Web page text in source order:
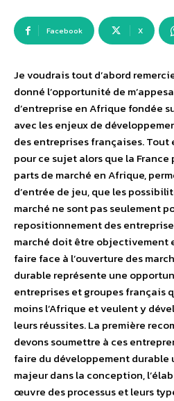
Facebook X
Je voudrais tout d’abord
donné l’opportunité de
d’entreprise en Afrique fondée
avec les enjeux de
des entreprises françaises.
pour ce sujet alors que la
parts de marché en Afrique,
d’entrée de jeu, que les
marché ne sont pas seulement
repositionnement des
marché doit être objectivement
faire face à l’ouverture des
durable représente une
entreprises et groupes français
moins l’Afrique et veulent y
leurs réussites. La première
devons soumettre à ces
faire du développement durable
majeur dans la conception,
œuvre des processus et leurs